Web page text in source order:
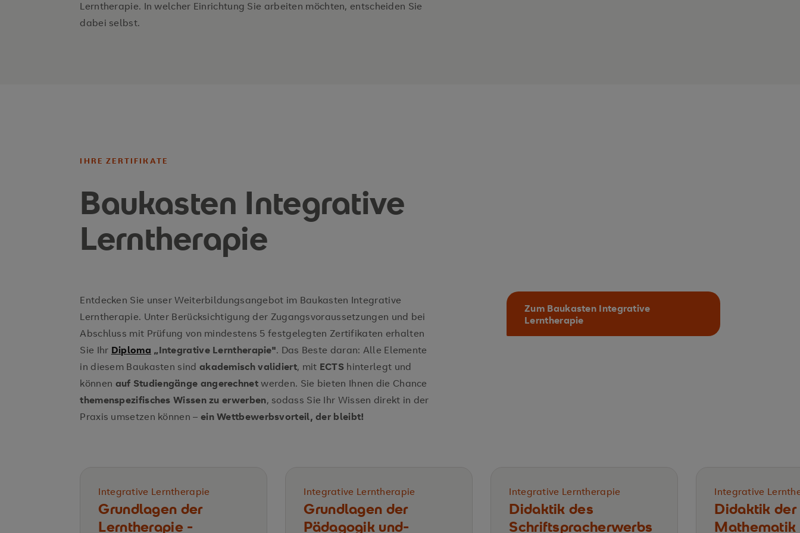
Lerntherapie. In welcher Einrichtung Sie arbeiten möchten, entscheiden Sie
dabei selbst.
IHRE ZERTIFIKATE
Baukasten Integrative
Lerntherapie
Entdecken Sie unser Weiterbildungsangebot im Baukasten Integrative
Lerntherapie. Unter Berücksichtigung der Zugangsvoraussetzungen und bei
Abschluss mit Prüfung von mindestens 5 festgelegten Zertifikaten erhalten
Sie Ihr Diploma „Integrative Lerntherapie". Das Beste daran: Alle Elemente
in diesem Baukasten sind akademisch validiert, mit ECTS hinterlegt und
können auf Studiengänge angerechnetwerden. Sie bieten Ihnen die Chance
themenspezifisches Wissen zu erwerben, sodass Sie Ihr Wissen direkt in der
Praxis umsetzen können – ein Wettbewerbsvorteil, der bleibt!
Zum Baukasten Integrative
Lerntherapie
Integrative Lerntherapie
Grundlagen der
Lerntherapie ­
Integrative Lerntherapie
Grundlagen der
Pädagogik und­
Integrative Lerntherapie
Didaktik des
Schriftspracherwerbs
Integrative
Didaktik der